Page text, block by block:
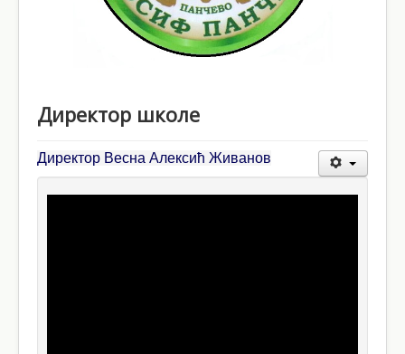
Директор школе
Директор Весна Алексић Живанов